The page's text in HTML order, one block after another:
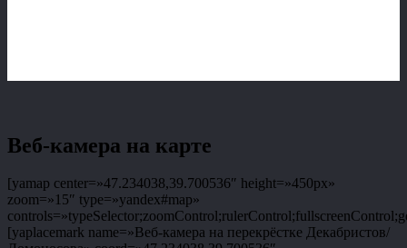
Веб-камера на карте
[yamap center=»47.234038,39.700536″ height=»450px»
zoom=»15″ type=»yandex#map»
[yaplacemark name=»Веб-камера на перекрёстке Декабристов/